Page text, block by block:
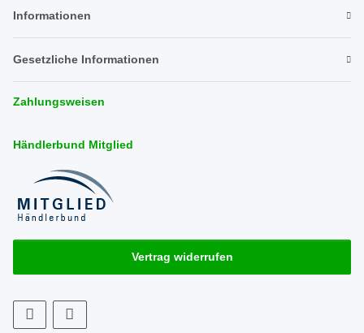
Informationen
Gesetzliche Informationen
Zahlungsweisen
Händlerbund Mitglied
Vertrag widerrufen